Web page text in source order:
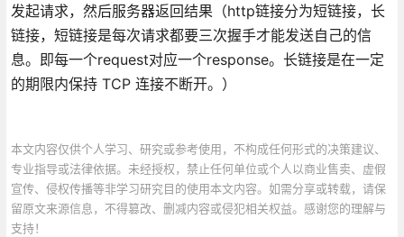
发起请求，然后服务器返回结果（http链接分为短链接，长
链接，短链接是每次请求都要三次握手才能发送自己的信
息。即每一个request对应一个response。长链接是在一定
的期限内保持 TCP 连接不断开。）
本文内容仅供个人学习、研究或参考使用，不构成任何形式的决策建议、
专业指导或法律依据。未经授权，禁止任何单位或个人以商业售卖、虚假
宣传、侵权传播等非学习研究目的使用本文内容。如需分享或转载，请保
留原文来源信息，不得篡改、删减内容或侵犯相关权益。感谢您的理解与
支持！